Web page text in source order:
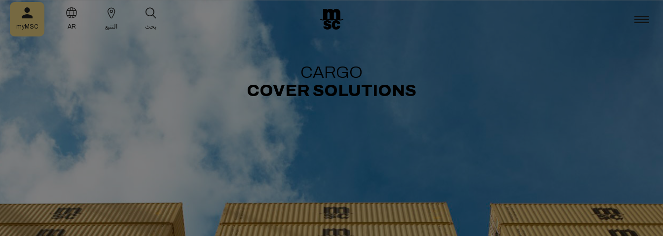
CARGO
COVER SOLUTIONS
بحث التتبع AR
myMSC